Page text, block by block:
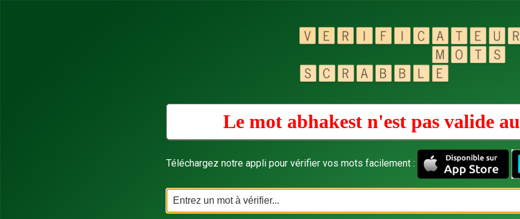
Le mot abhakest n'est pas valide au
Téléchargez notre appli pour vérifier vos mots facilement :